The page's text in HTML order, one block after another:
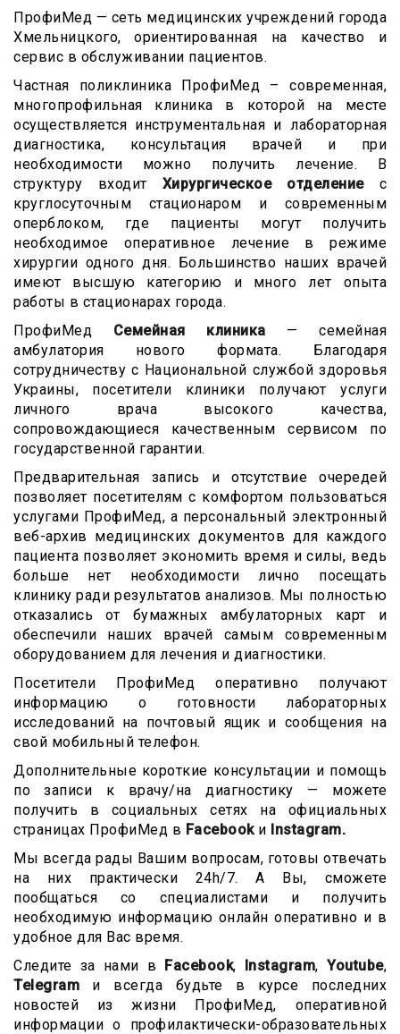
ПрофиМед — сеть медицинских учреждений города
Хмельницкого, ориентированная на качество и
сервис в обслуживании пациентов.
Частная поликлиника ПрофиМед – современная,
многопрофильная клиника в которой на месте
осуществляется инструментальная и лабораторная
диагностика, консультация врачей и при
необходимости можно получить лечение. В
структуру входит Хирургическое отделениес
круглосуточным стационаром и современным
оперблоком, где пациенты могут получить
необходимое оперативное лечение в режиме
хирургии одного дня. Большинство наших врачей
имеют высшую категорию и много лет опыта
работы в стационарах города.
ПрофиМед Семейная клиника — семейная
амбулатория нового формата. Благодаря
сотрудничеству с Национальной службой здоровья
Украины, посетители клиники получают услуги
личного врача высокого качества,
сопровождающиеся качественным сервисом по
государственной гарантии.
Предварительная запись и отсутствие очередей
позволяет посетителям с комфортом пользоваться
услугами ПрофиМед, а персональный электронный
веб-архив медицинских документов для каждого
пациента позволяет экономить время и силы, ведь
больше нет необходимости лично посещать
клинику ради результатов анализов. Мы полностью
отказались от бумажных амбулаторных карт и
обеспечили наших врачей самым современным
оборудованием для лечения и диагностики.
Посетители ПрофиМед оперативно получают
информацию о готовности лабораторных
исследований на почтовый ящик и сообщения на
свой мобильный телефон.
Дополнительные короткие консультации и помощь
по записи к врачу/на диагностику — можете
получить в социальных сетях на официальных
страницах ПрофиМед в Facebookи Instagram.
Мы всегда рады Вашим вопросам, готовы отвечать
на них практически 24h/7. А Вы, сможете
пообщаться со специалистами и получить
необходимую информацию онлайн оперативно и в
удобное для Вас время.
Следите за нами в Facebook, Instagram,Youtube,
Telegram и всегда будьте в курсе последних
новостей из жизни ПрофиМед, оперативной
информации о профилактически-образовательных